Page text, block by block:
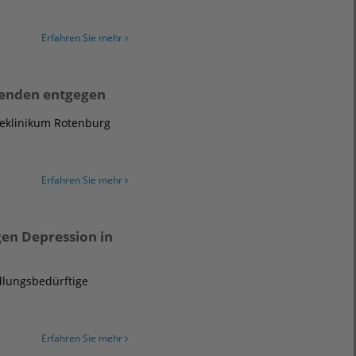
Erfahren Sie mehr
entgegen
Rotenburg
Erfahren Sie mehr
Depression in
Erfahren Sie mehr